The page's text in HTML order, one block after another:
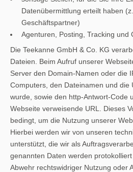
Datenübermittlung erteilt haben
Geschäftspartner)
Agenturen, Posting, Tracking und
Die Teekanne GmbH & Co. KG
Dateien. Beim Aufruf unserer
Server den Domain-Namen oder die
Computers, den Dateinamen und die
wurde, sowie den http-Antwort-Code
Webseite verweisende URL. Dieses
bedingt, um die Nutzung unserer
Hierbei werden wir von unseren
unterstützt, die wir als
genannten Daten werden
Abwehr rechtswidriger Nutzung oder